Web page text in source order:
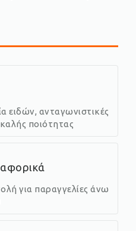
ειδών, ανταγωνιστικές
ποιότητας
για παραγγελίες άνω